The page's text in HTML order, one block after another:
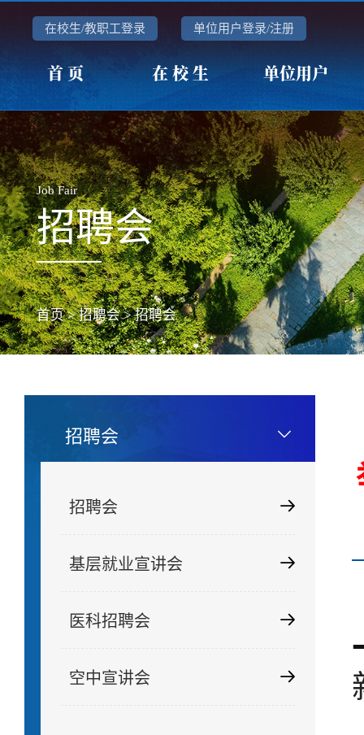
在校生/教职工登录 单位用户登录/注册
首 页 在 校 生 单位用户
Job Fair
招聘会
首页>招聘会>招聘会
招聘会
招聘会
基层就业宣讲会
医科招聘会
空中宣讲会